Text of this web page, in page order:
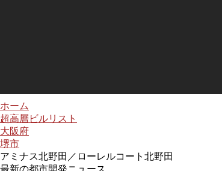
ホーム
超高層ビルリスト
大阪府
堺市
アミナス北野田／ローレルコート北野田
最新の都市開発ニュース